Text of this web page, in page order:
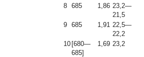
8 685 1,86 23,2—
21,5
9 685 1,91 22,5—
22,2
10 [680—
685]
1,69 23,2